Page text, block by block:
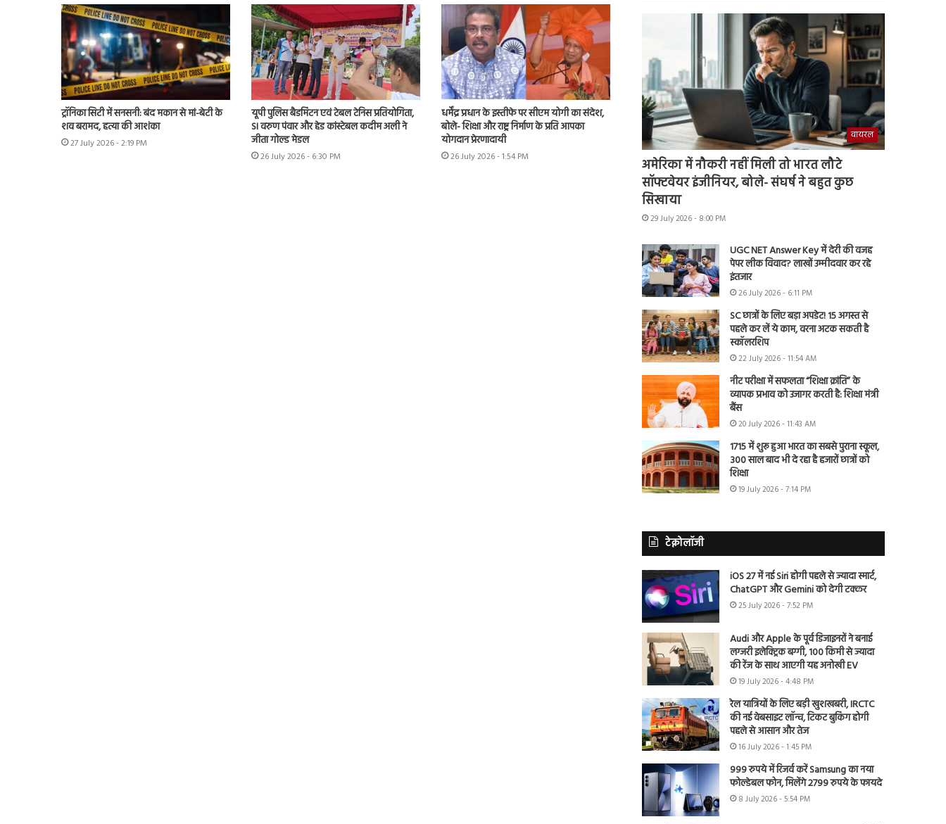
ट्रॉनिका सिटी में सनसनी: बंद मकान से मां-बेटी के
शव बरामद, हत्या की आशंका
27 July 2026 - 2:19 PM
यूपी पुलिस बैडमिंटन एवं टेबल टेनिस प्रतियोगिता,
SI वरुण पंवार और हेड कांस्टेबल कदीम अली ने
जीता गोल्ड मेडल
26 July 2026 - 6:30 PM
धर्मेंद्र प्रधान के इस्तीफे पर सीएम योगी का संदेश,
बोले- शिक्षा और राष्ट्र निर्माण के प्रति आपका
योगदान प्रेरणादायी
26 July 2026 - 1:54 PM
वायरल
अमेरिका में नौकरी नहीं मिली तो भारत लौटे
सॉफ्टवेयर इंजीनियर, बोले- संघर्ष ने बहुत कुछ
सिखाया
29 July 2026 - 8:00 PM
UGC NET Answer Key में देरी की वजह
पेपर लीक विवाद? लाखों उम्मीदवार कर रहे
इंतजार
26 July 2026 - 6:11 PM
SC छात्रों के लिए बड़ा अपडेट! 15 अगस्त से
पहले कर लें ये काम, वरना अटक सकती है
स्कॉलरशिप
22 July 2026 - 11:54 AM
नीट परीक्षा में सफलता “शिक्षा क्रांति” के
व्यापक प्रभाव को उजागर करती है: शिक्षा मंत्री
बैंस
20 July 2026 - 11:43 AM
1715 में शुरू हुआ भारत का सबसे पुराना स्कूल,
300 साल बाद भी दे रहा है हजारों छात्रों को
शिक्षा
19 July 2026 - 7:14 PM
टेक्नोलॉजी
iOS 27 में नई Siri होगी पहले से ज्यादा स्मार्ट,
ChatGPT और Gemini को देगी टक्कर
25 July 2026 - 7:52 PM
Audi और Apple के पूर्व डिजाइनरों ने बनाई
लग्जरी इलेक्ट्रिक बग्गी, 100 किमी से ज्यादा
की रेंज के साथ आएगी यह अनोखी EV
19 July 2026 - 4:48 PM
रेल यात्रियों के लिए बड़ी खुशखबरी, IRCTC
की नई वेबसाइट लॉन्च, टिकट बुकिंग होगी
पहले से आसान और तेज
16 July 2026 - 1:45 PM
999 रुपये में रिजर्व करें Samsung का नया
फोल्डेबल फोन, मिलेंगे 2799 रुपये के फायदे
8 July 2026 - 5:54 PM